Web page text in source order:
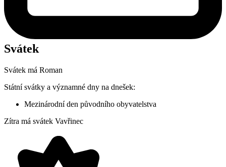
Svátek
Svátek má Roman
Státní svátky a významné dny na dnešek:
Mezinárodní den původního obyvatelstva
Zítra má svátek Vavřinec